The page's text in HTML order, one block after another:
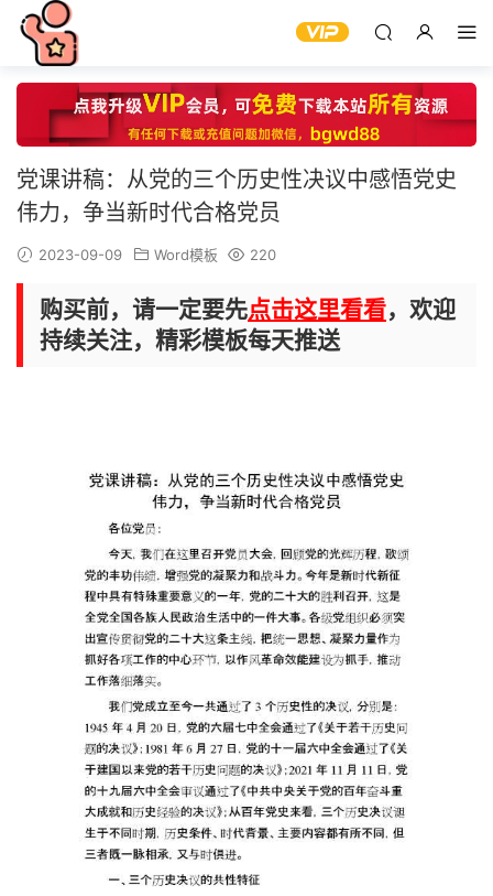
党课讲稿：从党的三个历史性决议中感悟党史
伟力，争当新时代合格党员
2023-09-09 Word模板 220
购买前，请一定要先点击这里看看，欢迎
持续关注，精彩模板每天推送